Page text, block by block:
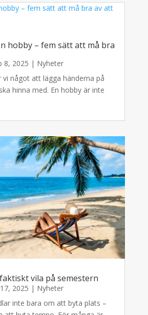
hobby – fem sätt att må bra
8, 2025 | Nyheter
vi något att lägga händerna på
hinna med. En hobby är inte
vila på semestern
2025 | Nyheter
inte bara om att byta plats –